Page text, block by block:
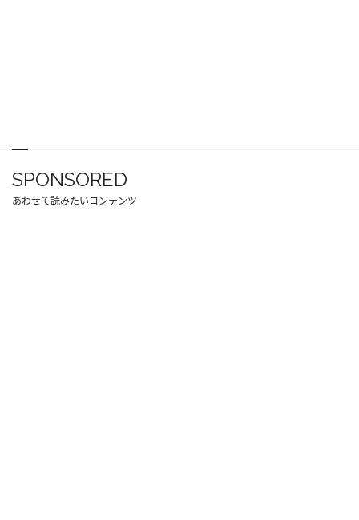
SPONSORED
あわせて読みたいコンテンツ